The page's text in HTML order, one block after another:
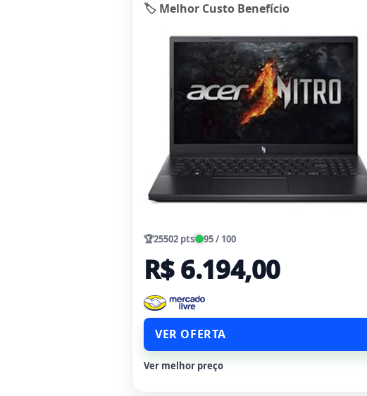
🏷️ Melhor Custo Benefício
🏆25502 pts 95 / 100
R$ 6.194,00
VER OFERTA
Ver melhor preço